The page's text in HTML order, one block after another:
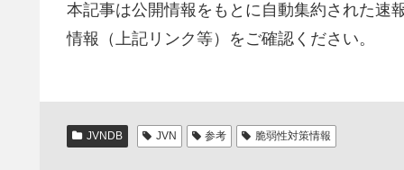
本記事は公開情報をもとに自動集約された速
情報（上記リンク等）をご確認ください。
JVNDB JVN 参考 脆弱性対策情報